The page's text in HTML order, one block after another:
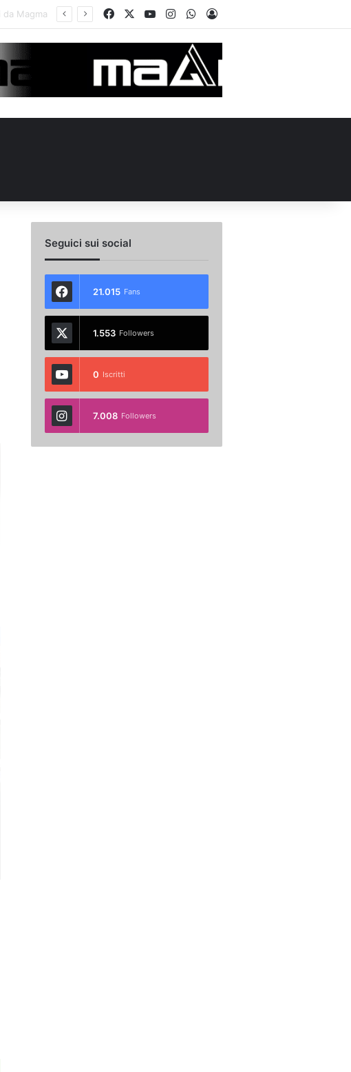
L’Avellino Basket ufficializza Tariq Owens, le prime parole: “Non vedo l’ora di giocare” FacebookYou TubeInstagramWhatsApp
Accedi
Seguici sui social
21.015 Fans
1.553 Followers
0 Iscritti
7.008 Followers